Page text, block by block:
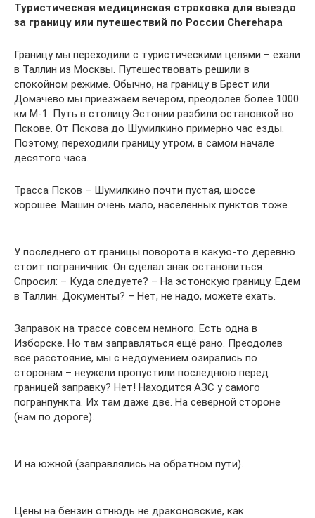
Туристическая медицинская страховка для выезда
за границу или путешествий по России Сherehapa
Границу мы переходили с туристическими целями – ехали
в Таллин из Москвы. Путешествовать решили в
спокойном режиме. Обычно, на границу в Брест или
Домачево мы приезжаем вечером, преодолев более 1000
км М-1. Путь в столицу Эстонии разбили остановкой во
Пскове. От Пскова до Шумилкино примерно час езды.
Поэтому, переходили границу утром, в самом начале
десятого часа.
Трасса Псков – Шумилкино почти пустая, шоссе
хорошее. Машин очень мало, населённых пунктов тоже.
У последнего от границы поворота в какую-то деревню
стоит пограничник. Он сделал знак остановиться.
Спросил: – Куда следуете? – На эстонскую границу. Едем
в Таллин. Документы? – Нет, не надо, можете ехать.
Заправок на трассе совсем немного. Есть одна в
Изборске. Но там заправляться ещё рано. Преодолев
всё расстояние, мы с недоумением озирались по
сторонам – неужели пропустили последнюю перед
границей заправку? Нет! Находится АЗС у самого
погранпункта. Их там даже две. На северной стороне
(нам по дороге).
И на южной (заправлялись на обратном пути).
Цены на бензин отнюдь не драконовские, как